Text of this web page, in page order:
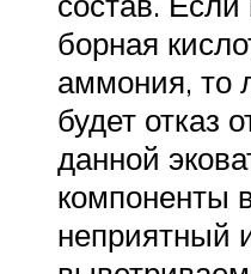
борная
аммония, то
будет отказ
данной
компоненты
неприятный